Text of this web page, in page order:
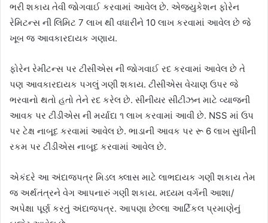
ભરી શકાય તેવી જોગવાઈ કરવામાં આવેલ છે. એજ્યુકેશન ફોરેન
રેમિટન્સ ની લિમિટ 7 લાખ થી વધારીને 10 લાખ કરવામાં આવેલ છે જે
ખૂબ જ આવકારદાયક ગણાય.
ફોરેન રેમીટન્સ પર ટીસીએસ ની જોગવાઈ રદ કરવામાં આવેલ છે તે
પણ આવકારદાયક પગલું ગણી શકાય. ટીસીએસ વેચાણ ઉપર જે
ભરવાનો થતો હતો તેને રદ કરેલ છે. સીનીયર સીટીઝન માટે વ્યાજની
આવક પર ટીડીએસ ની મર્યાદા ૧ લાખ કરવામાં આવી છે. NSS માં ઉપ
પર ટેક્ષ નાબૂદ કરવામાં આવેલ છે. ભાડાની આવક પર રૂ 6 લાખ સુધીની
રકમ પર ટીડીએસ નાબૂદ કરવામાં આવેલ છે.
એકંદરે આ અંદાજપત્ર મિડલ ક્લાસ માટે લાભદાયક ગણી શકાય તેમ
જ અર્થતંત્રને વેગ આપનારું ગણી શકાય. મધ્યમ વર્ગની આશા/
અપેક્ષા પૂર્ણ કરતું અંદાજપત્ર. આપણા છેલ્લા આર્ટિકલ પ્રમાણેનું